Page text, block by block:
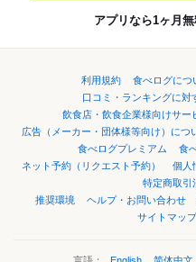
アプリなら1ヶ月
利用規約 食べログにつ
口コミ・ランキングに対
飲食店・飲食企業様向けサー
広告（メーカー・団体様等向け）につ
食べログプレミアム
食
ネット予約（リクエスト予約）
個人
特定商取引
推奨環境
ヘルプ・お問い合わせ
サイトマップ